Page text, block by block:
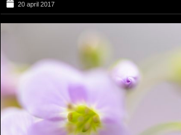
20 april 2017